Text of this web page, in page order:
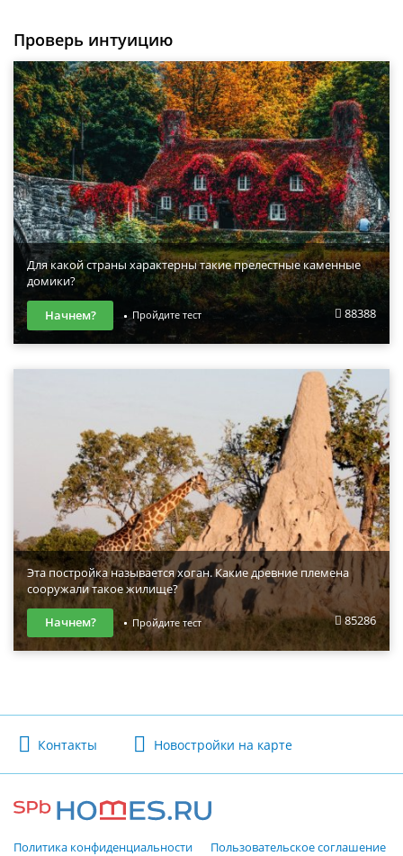
Проверь интуицию
Для какой страны характерны такие прелестные каменные
домики?
88388
Начнем? Пройдите тест
Эта постройка называется хоган. Какие древние племена
сооружали такое жилище?
85286
Начнем? Пройдите тест
Контакты Новостройки на карте
Политика конфиденциальности Пользовательское соглашение